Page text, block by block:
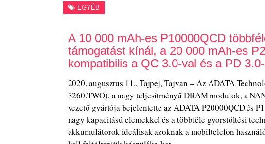
EGYÉB
A 10 000 mAh-es P10000QCD
támogatást kínál, a 20 000 mAh-es
kompatibilis a QC 3.0-val és a PD
2020. augusztus 11., Tajpej, Tajvan – Az ADATA
3260.TWO), a nagy teljesítményű DRAM modulok, a
vezető gyártója bejelentette az ADATA P20000QCD és
nagy kapacitású elemekkel és a többféle gyorstöltési
akkumulátorok ideálisak azoknak a mobiltelefon